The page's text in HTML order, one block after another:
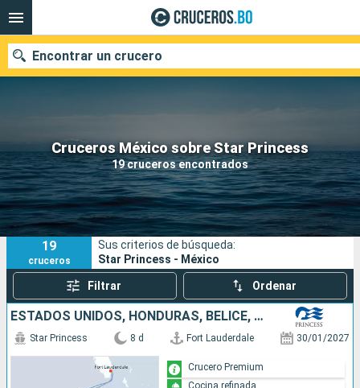
Cruceros México sobre Star Princess
19 cruceros encontrados
Encontrar un crucero
Nuestros destinos
Fecha de salida
Puertos Compañías
Buscar
19
cruceros
Sus criterios de búsqueda:
Star Princess - México
Filtrar Ordenar
ESTADOS UNIDOS, HONDURAS, BELICE, MÉXICO
Star Princess 8 d Fort Lauderdale 30/01/2027
Crucero Premium
Cocina refinada